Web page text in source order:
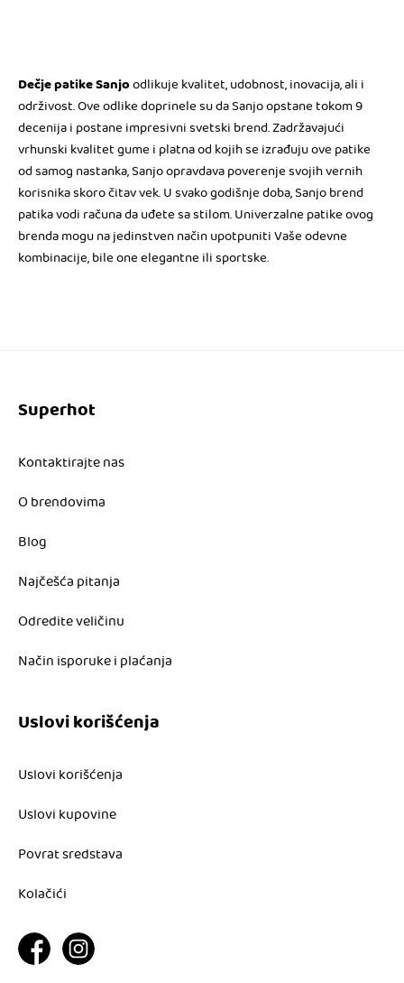
Dečje patike Sanjoodlikuje kvalitet, udobnost, inovacija, ali i
održivost. Ove odlike doprinele su da Sanjo opstane tokom 9
decenija i postane impresivni svetski brend. Zadržavajući
vrhunski kvalitet gume i platna od kojih se izrađuju ove patike
od samog nastanka, Sanjo opravdava poverenje svojih vernih
korisnika skoro čitav vek. U svako godišnje doba, Sanjo brend
patika vodi računa da uđete sa stilom. Univerzalne patike ovog
brenda mogu na jedinstven način upotpuniti Vaše odevne
kombinacije, bile one elegantne ili sportske.
Superhot
Kontaktirajte nas
O brendovima
Blog
Najčešća pitanja
Odredite veličinu
Način isporuke i plaćanja
Uslovi korišćenja
Uslovi korišćenja
Uslovi kupovine
Povrat sredstava
Kolačići